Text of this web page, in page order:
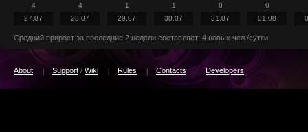
4
27.07
4
28.07
1
29.07
1
30.07
8
31.07
0
01.08
Средний прирост за последние 2 недели составляет: 4 новых чел./сутки
About Support / Wiki Rules Contacts Developers